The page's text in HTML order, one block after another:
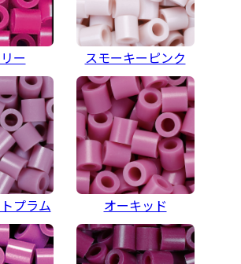
ー スモーキーピンク
プラム オーキッド